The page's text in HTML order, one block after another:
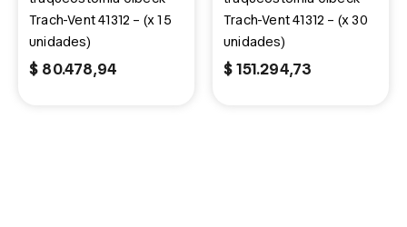
Trach-Vent 41312 – (x 15
unidades)
$80.478,94
Trach-Vent 41312 – (x 30
unidades)
$151.294,73